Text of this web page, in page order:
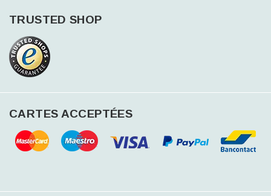
TRUSTED SHOP
CARTES ACCEPTÉES